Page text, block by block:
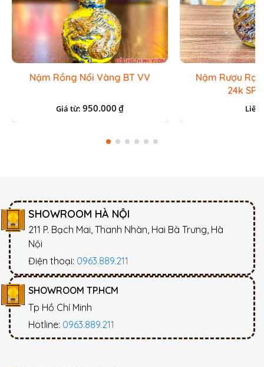
Nậm Rồng Nổi Vàng BT VV
Giá từ:950.000 ₫
Nậm Rượu
24k
Liên
SHOWROOM HÀ NỘI
211 P. Bạch Mai, Thanh Nhàn, Hai Bà Trưng, Hà
Nội
Điện thoại: 0963.889.211
SHOWROOM TP.HCM
Tp Hồ Chí Minh
Hotline: 0963.889.211